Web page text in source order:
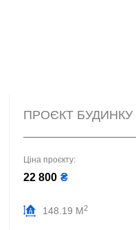
ПРОЄКТ БУДИНКУ
Ціна проєкту:
22 800 ₴
148.19 М2